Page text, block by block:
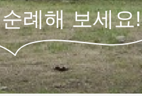
례해 보세요!